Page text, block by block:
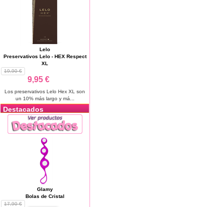
Lelo
Preservativos Lelo - HEX Respect
XL
19,90 €
9,95 €
Los preservativos Lelo Hex XL son
un 10% más largo y má...
Destacados
Glamy
Bolas de Cristal
17,90 €